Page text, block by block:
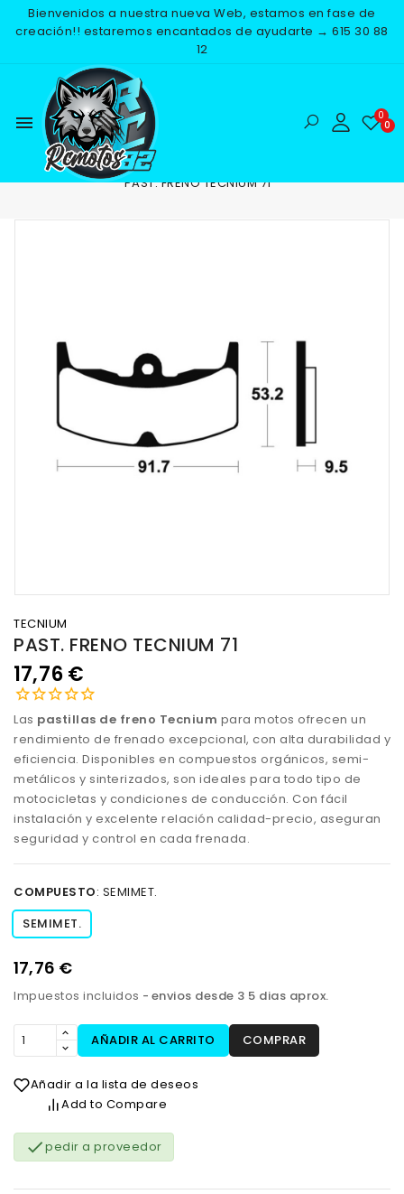
Bienvenidos a nuestra nueva Web, estamos en fase de
creación!! estaremos encantados de ayudarte → 615 30 88
12
menu
Inicio RECAMBIOS
PAST. FRENO TECNIUM 71
TECNIUM
PAST. FRENO TECNIUM 71
17,76 €
Las pastillas de freno Tecnium para motos ofrecen un
rendimiento de frenado excepcional, con alta durabilidad y
eficiencia. Disponibles en compuestos orgánicos, semi-
metálicos y sinterizados, son ideales para todo tipo de
motocicletas y condiciones de conducción. Con fácil
instalación y excelente relación calidad-precio, aseguran
seguridad y control en cada frenada.
COMPUESTO: SEMIMET.
SEMIMET.
17,76 €
Impuestos incluidos envios desde 3 5 dias aprox.
AÑADIR AL CARRITO COMPRAR
Añadir a la lista de deseos
Add to Compare
pedir a proveedor